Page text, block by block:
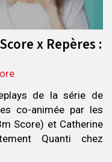
x Repères :
de la série de
co-animée par les
Score) et Catherine
Quanti chez